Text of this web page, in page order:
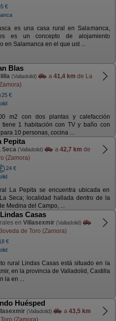
€
es una casa rural en Salamanca,
es un concepto de alojamiento
en Salamanca en el que ust ...
Blas
(Valladolid) a 41,4 km de La
25 €
m2 con dos plantas y calefacción
tiene 1 habitación con TV y baño con
10 personas, cocina ...
Pepita
Seca (Valladolid) a 42,7 km de
(Zamora)
24 €
La Pepita se encuentra ubicada en
Seca; localidad hallada dentro de la
Medina del Campo, ...
Casas
en Villasexmir (Valladolid)
de Toro (Zamora)
€
rural Lindas Casas está situado en la
en la provincia de Valladolid, Castilla
la en ...
Huésped
(Valladolid) a 43,5 km
(Zamora)